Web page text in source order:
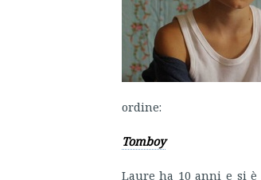
ordine:
Tomboy
Laure ha 10 anni e si